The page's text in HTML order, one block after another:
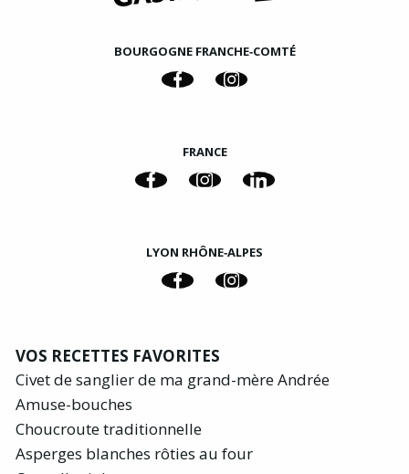
BOURGOGNE FRANCHE‑COMTÉ
FRANCE
LYON RHÔNE‑ALPES
VOS RECETTES FAVORITES
Civet de sanglier de ma grand-mère Andrée
Amuse-bouches
Choucroute traditionnelle
Asperges blanches rôties au four